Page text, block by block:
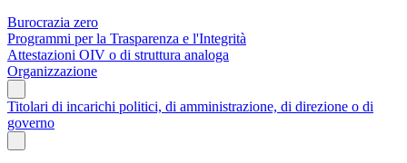
Burocrazia zero
Programmi per la Trasparenza e l'Integrità
Attestazioni OIV o di struttura analoga
Organizzazione
Titolari di incarichi politici, di amministrazione, di direzione o di
governo